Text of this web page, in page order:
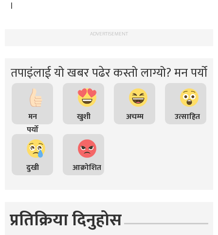
।
ADVERTISEMENT
तपाइंलाई यो खबर पढेर कस्तो लाग्यो? मन पर्यो
मन
पर्यो
खुशी अचम्म उत्साहित
दुखी आक्रोशित
प्रतिक्रिया दिनुहोस